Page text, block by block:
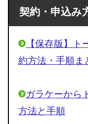
契約・申込み
【保存版】
約方法・手順ま
ガラケーから
方法と手順